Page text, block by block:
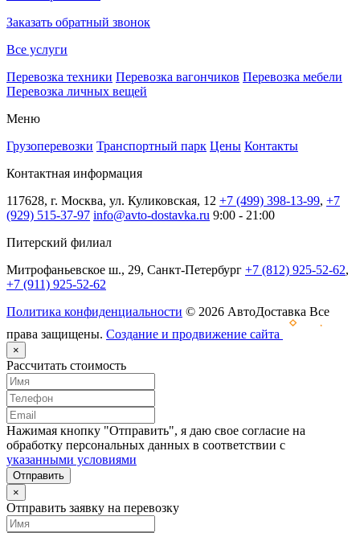
Заказать обратный звонок
Все услуги
Перевозка техники Перевозка вагончиков Перевозка мебели
Перевозка личных вещей
Меню
Грузоперевозки Транспортный парк Цены Контакты
Контактная информация
117628, г. Москва, ул. Куликовская, 12 +7 (499) 398-13-99, +7
(929) 515-37-97 info@avto-dostavka.ru 9:00 - 21:00
Питерский филиал
Митрофаньевское ш., 29, Санкт-Петербург +7 (812) 925-52-62,
+7 (911) 925-52-62
Политика конфиденциальности © 2026 АвтоДоставка Все
права защищены. Создание и продвижение сайта
×
Рассчитать стоимость
Нажимая кнопку "Отправить", я даю свое согласие на
обработку персональных данных в соответствии с
указанными условиями
Отправить
×
Отправить заявку на перевозку